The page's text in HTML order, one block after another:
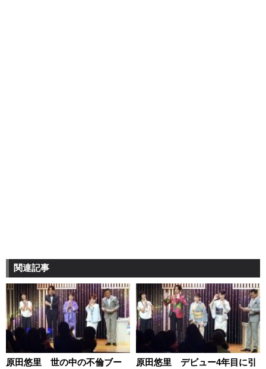
関連記事
原田悠里 世の中の不倫ブー
原田悠里 デビュー4年目に引